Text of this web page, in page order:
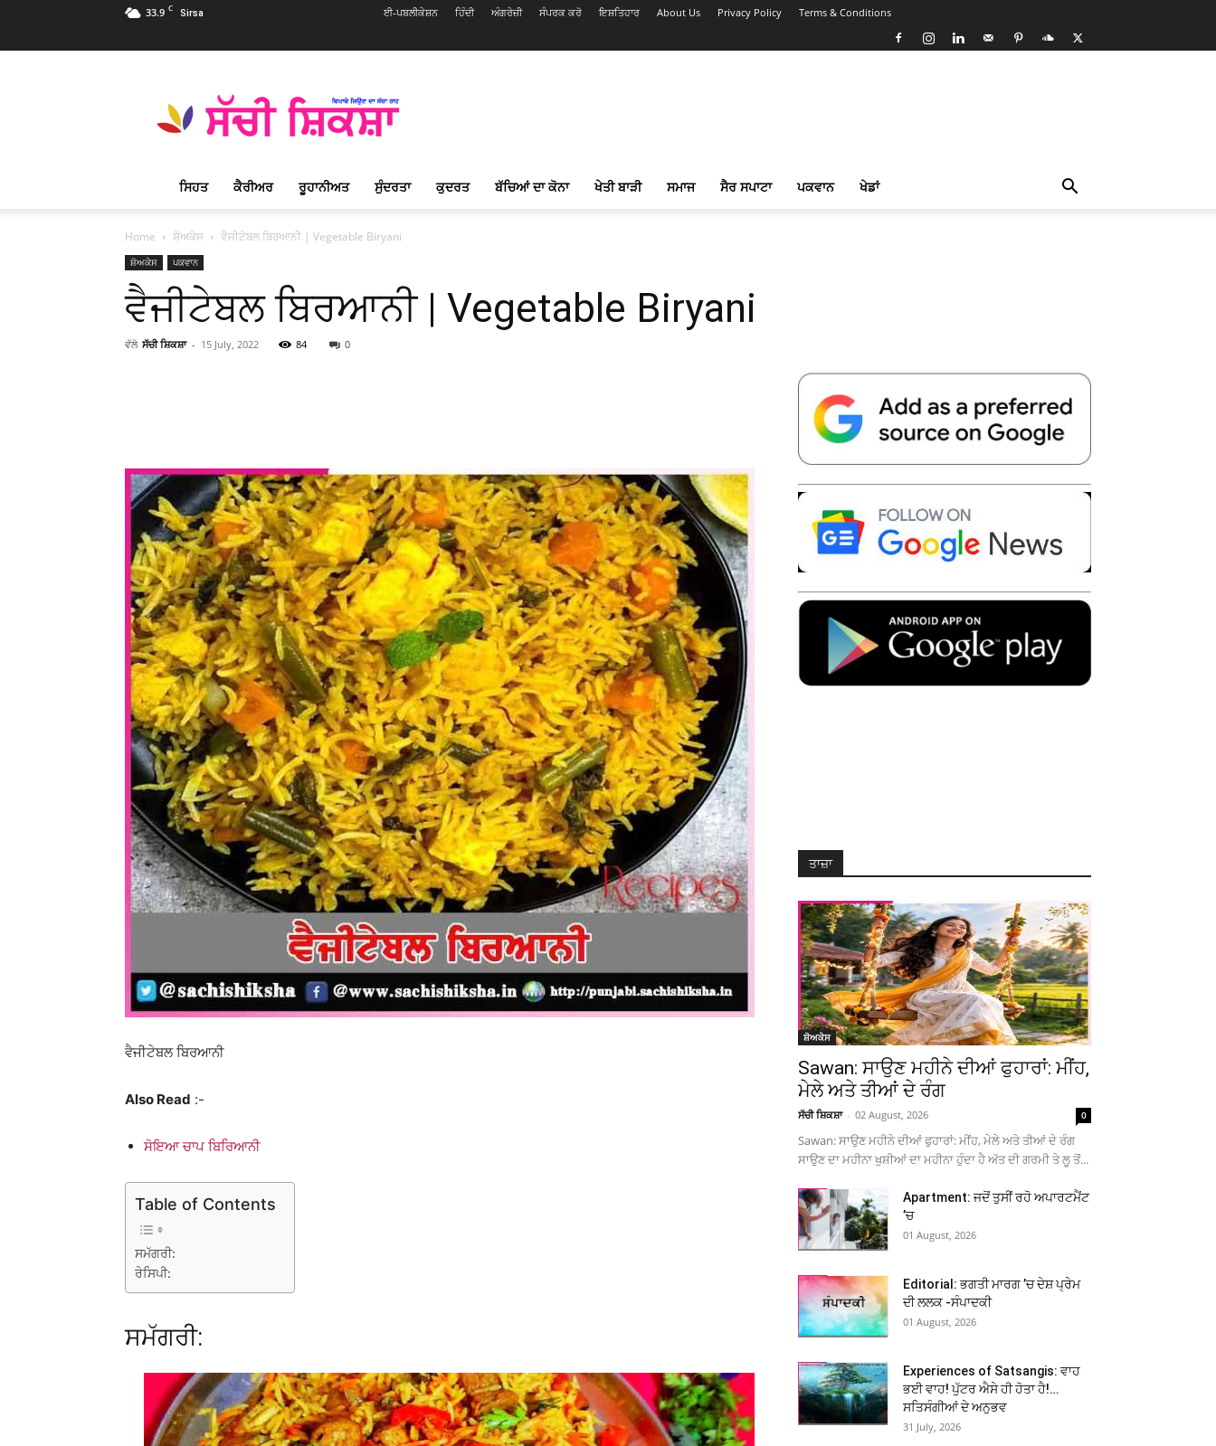
33.9 C Sirsa ਈ-ਪਬਲੀਕੇਸ਼ਨ ਹਿੰਦੀ ਅੰਗਰੇਜ਼ੀ ਸੰਪਰਕ ਕਰੋ ਇਸ਼ਤਿਹਾਰ About Us Privacy Policy Terms & Conditions
Shiksha
Punjabi
ਸ਼ਿਕਸ਼ਾ
ਪ੍ਰਸਿੱਧ
ਮੈਗਜ਼ੀਨ
ਸਿਹਤ ਕੈਰੀਅਰ ਰੂਹਾਨੀਅਤ ਸੁੰਦਰਤਾ ਕੁਦਰਤ ਬੱਚਿਆਂ ਦਾ ਕੋਨਾ ਖੇਤੀ ਬਾੜੀ ਸਮਾਜ ਸੈਰ ਸਪਾਟਾ ਪਕਵਾਨ ਖੇਡਾਂ
Home ਸ਼ੋਅਕੇਸ ਵੈਜੀਟੇਬਲ ਬਿਰਆਨੀ | Vegetable Biryani
ਸ਼ੋਅਕੇਸ ਪਕਵਾਨ
ਵੈਜੀਟੇਬਲ ਬਿਰਆਨੀ | Vegetable Biryani
ਵੱਲੋ ਸੱਚੀ ਸ਼ਿਕਸ਼ਾ - 15 July, 2022 84 0
Telegram Copy URL
ਵੈਜੀਟੇਬਲ ਬਿਰਆਨੀ
Also Read :-
ਸੋਇਆ ਚਾਪ ਬਿਰਿਆਨੀ
Table of Contents
ਸਮੱਗਰੀ:
ਰੇਸਿਪੀ:
ਸਮੱਗਰੀ:
ਤਾਜ਼ਾ
ਸ਼ੋਅਕੇਸ
Sawan: ਸਾਉਣ ਮਹੀਨੇ ਦੀਆਂ ਫੁਹਾਰਾਂ: ਮੀਂਹ,
ਮੇਲੇ ਅਤੇ ਤੀਆਂ ਦੇ ਰੰਗ
ਸੱਚੀ ਸ਼ਿਕਸ਼ਾ - 02 August, 2026 0
Sawan: ਸਾਉਣ ਮਹੀਨੇ ਦੀਆਂ ਫੁਹਾਰਾਂ: ਮੀਂਹ, ਮੇਲੇ ਅਤੇ ਤੀਆਂ ਦੇ ਰੰਗ
ਸਾਉਣ ਦਾ ਮਹੀਨਾ ਖੁਸ਼ੀਆਂ ਦਾ ਮਹੀਨਾ ਹੁੰਦਾ ਹੈ ਅੱਤ ਦੀ ਗਰਮੀ ਤੇ ਲੂ ਤੋਂ...
Apartment: ਜਦੋਂ ਤੁਸੀਂ ਰਹੋ ਅਪਾਰਟਮੈਂਟ
’ਚ
01 August, 2026
Editorial: ਭਗਤੀ ਮਾਰਗ ’ਚ ਦੇਸ਼ ਪ੍ਰੇਮ
ਦੀ ਲਲਕ -ਸੰਪਾਦਕੀ
01 August, 2026
Experiences of Satsangis: ਵਾਹ
ਭਈ ਵਾਹ! ਪੁੱਟਰ ਐਸੇ ਹੀ ਹੋਤਾ ਹੈ!…
ਸਤਿਸੰਗੀਆਂ ਦੇ ਅਨੁਭਵ
31 July, 2026